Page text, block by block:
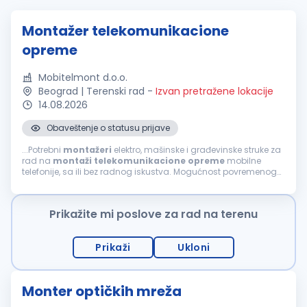
Montažer telekomunikacione
opreme
Mobitelmont d.o.o.
Beograd | Terenski rad - Izvan pretražene lokacije
14.08.2026
Obaveštenje o statusu prijave
...Potrebni montažeri elektro, mašinske i građevinske struke za
rad na montaži telekomunikacione opreme mobilne
telefonije, sa ili bez radnog iskustva. Mogućnost povremenog
stepen)...
Prikažite mi poslove za rad na terenu
Prikaži Ukloni
Monter optičkih mreža